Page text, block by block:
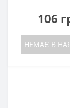
106
НЕМАЄ В